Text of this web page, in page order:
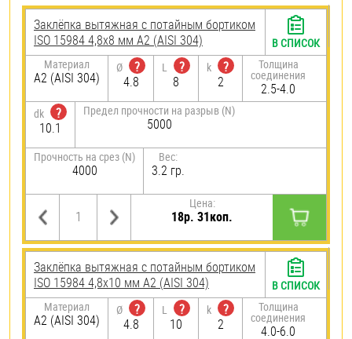
Заклёпка вытяжная с потайным бортиком
ISO 15984 4,8х8 мм А2 (AISI 304)
Материал
А2 (AISI 304)
Ø
?
4.8
L
?
8
k
?
2
Толщина
соединения
2.5-4.0
dk
?
10.1
Предел прочности на разрыв (N)
5000
Прочность на срез (N)
4000
Вес:
3.2 гр.
Цена:
18р. 31коп.
В СПИСОК
Заклёпка вытяжная с потайным бортиком
ISO 15984 4,8х10 мм А2 (AISI 304)
Материал
А2 (AISI 304)
Ø
?
4.8
L
?
10
k
?
2
Толщина
соединения
4.0-6.0
В СПИСОК